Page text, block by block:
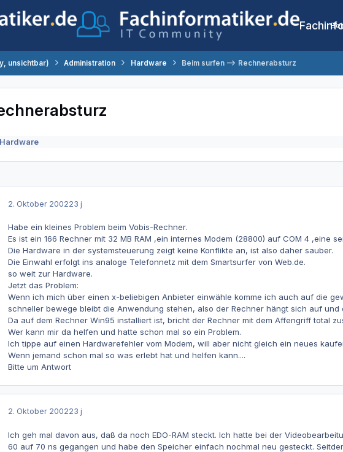
unsichtbar) Administration Hardware Beim surfen --> Rechnerabsturz
Hardware
2. Oktober 200223 j
Habe ein kleines Problem beim Vobis-Rechner.
Es ist ein 166 Rechner mit 32 MB RAM ,ein internes Modem (28800) auf COM 4 ,eine
Die Hardware in der systemsteuerung zeigt keine Konflikte an, ist also daher sauber.
Die Einwahl erfolgt ins analoge Telefonnetz mit dem Smartsurfer von Web.de.
so weit zur Hardware.
Jetzt das Problem:
Wenn ich mich über einen x-beliebigen Anbieter einwähle komme ich auch auf die
schneller bewege bleibt die Anwendung stehen, also der Rechner hängt sich auf und
Da auf dem Rechner Win95 installiert ist, bricht der Rechner mit dem Affengriff total
Wer kann mir da helfen und hatte schon mal so ein Problem.
Ich tippe auf einen Hardwarefehler vom Modem, will aber nicht gleich ein neues
Wenn jemand schon mal so was erlebt hat und helfen kann....
Bitte um Antwort
2. Oktober 200223 j
Ich geh mal davon aus, daß da noch EDO-RAM steckt. Ich hatte bei der
60 auf 70 ns gegangen und habe den Speicher einfach nochmal neu gesteckt.